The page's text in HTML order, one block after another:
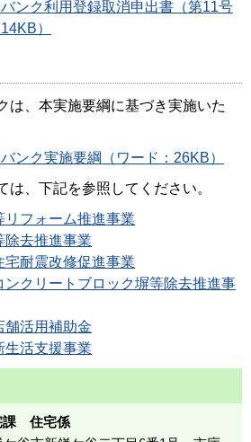
ンク利用登録取消申出書（第11号
）
は、本実施要綱に基づき実施いた
ンク実施要綱（ワード：26KB）
は、下記を参照してください。
リフォーム推進事業
除去推進事業
宅耐震改修促進事業
ンクリートブロック塀等除去推進事
舗活用補助金
生活支援事業
課 住宅係